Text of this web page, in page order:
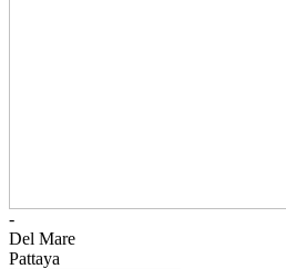
-
Del Mare
Pattaya